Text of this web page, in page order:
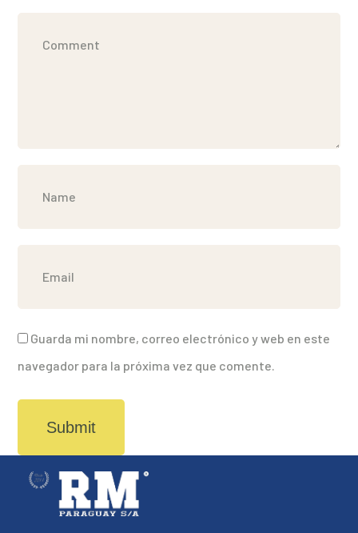
Guarda mi nombre, correo electrónico y web en este
navegador para la próxima vez que comente.